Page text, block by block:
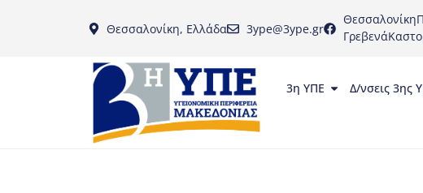
Θεσσαλονίκη, Ελλάδα 3ype@3ype.gr
Θεσσαλονίκη
Γρεβενά
3η ΥΠΕ Δ/νσεις 3ης